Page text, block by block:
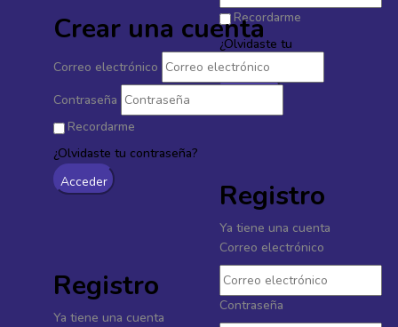
Recordarme
¿Olvidaste tu
contraseña?
Registro
Ya tiene una cuenta
Correo electrónico
Contraseña
Crear una cuenta
Correo electrónico
Contraseña
Recordarme
¿Olvidaste tu contraseña?
Registro
Ya tiene una cuenta